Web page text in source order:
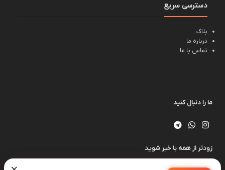
دسترسی سریع
بلاگ
درباره ما
تماس با ما
ما را دنبال کنید
زودتر از همه با خبر شوید